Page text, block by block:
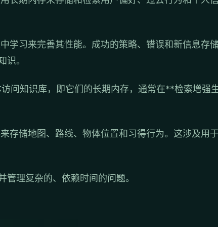
学习来完善其性能。成功的策略、错误和新信息存
识。
问知识库，即它们的长期内存，通常在**检索增强
存储地图、路线、物体位置和习得行为。这涉及用
理复杂的、依赖时间的问题。